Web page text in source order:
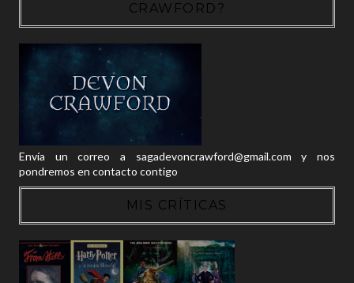
CRAWFORD?
Envía un correo a sagadevoncrawford@gmail.com y nos
pondremos en contacto contigo
MIS CRÍTICAS